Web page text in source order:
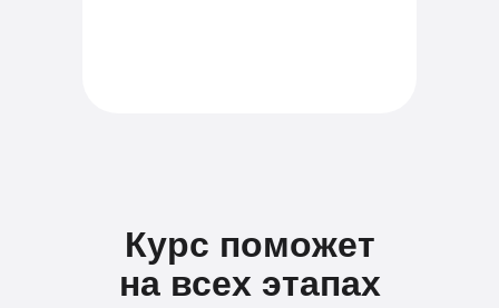
Курс поможет
на всех этапах